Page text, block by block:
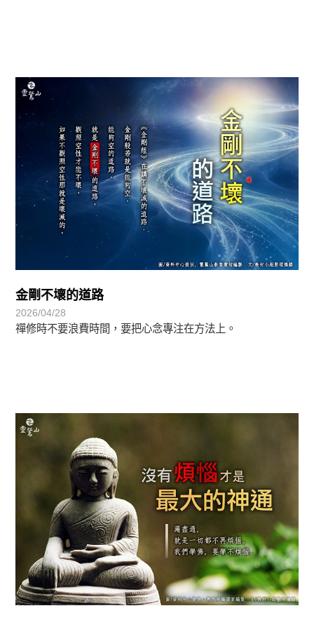
金剛不壞的道路
2026/04/28
禪修時不要浪費時間，要把心念專注在方法上。
正法眼-般若期
初轉法-阿含期